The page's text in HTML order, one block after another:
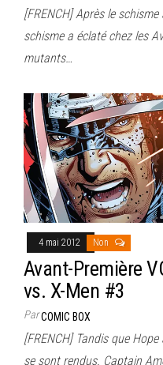
[FRENCH] Après le
schisme a éclaté chez les
mutants…
4 mai 2012 Non
Avant-Première
vs. X-Men #3
ParCOMIC BOX
[FRENCH] Tandis que
se sont rendus. Captain